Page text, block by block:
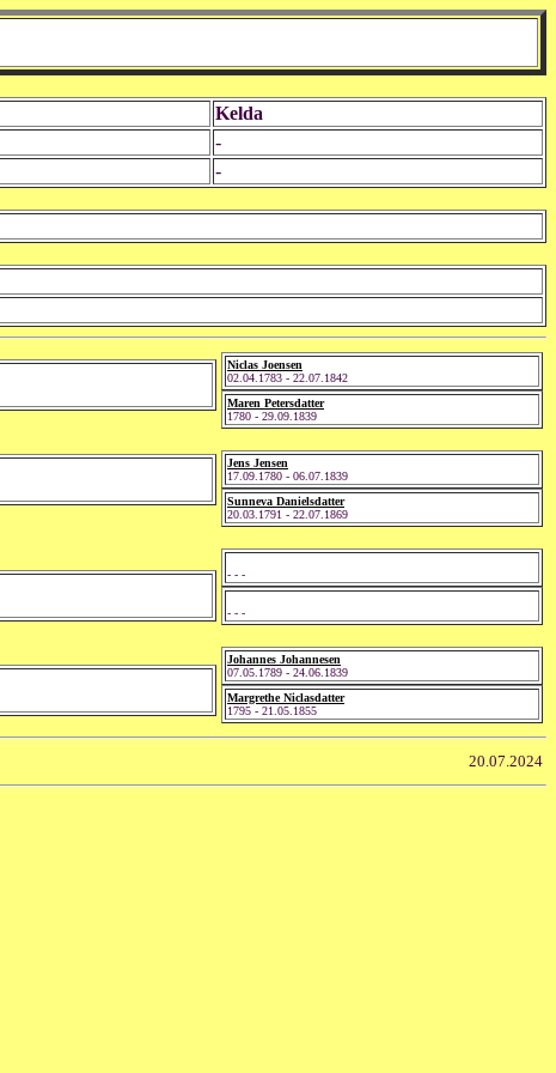
Kelda
-
-
Niclas Joensen
02.04.1783 - 22.07.1842
Maren Petersdatter
1780 - 29.09.1839
Jens Jensen
17.09.1780 - 06.07.1839
Sunneva Danielsdatter
20.03.1791 - 22.07.1869
- - -
- - -
Johannes Johannesen
07.05.1789 - 24.06.1839
Margrethe Niclasdatter
1795 - 21.05.1855
20.07.2024